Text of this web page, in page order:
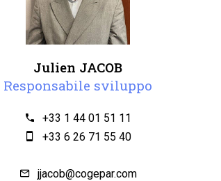
Julien JACOB
Responsabile sviluppo
+33 1 44 01 51 11
+33 6 26 71 55 40
jjacob@cogepar.com